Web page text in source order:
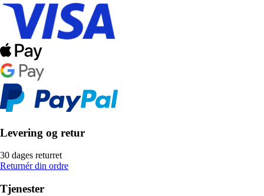
Levering og retur
30 dages returret
Returnér din ordre
Tjenester